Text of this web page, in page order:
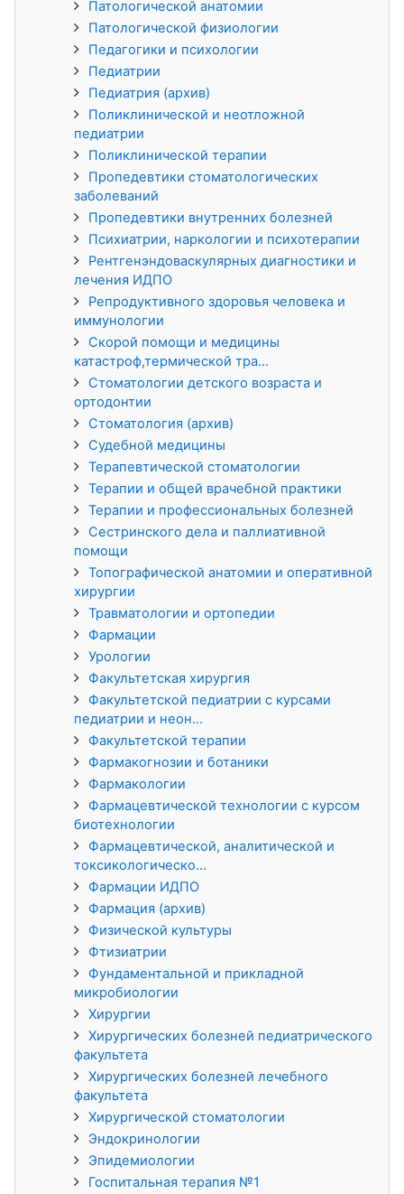
Патологической анатомии
Патологической физиологии
Педагогики и психологии
Педиатрии
Педиатрия (архив)
Поликлинической и неотложной
педиатрии
Поликлинической терапии
Пропедевтики стоматологических
заболеваний
Пропедевтики внутренних болезней
Психиатрии, наркологии и психотерапии
Рентгенэндоваскулярных диагностики и
лечения ИДПО
Репродуктивного здоровья человека и
иммунологии
Скорой помощи и медицины
катастроф,термической тра...
Стоматологии детского возраста и
ортодонтии
Стоматология (архив)
Судебной медицины
Терапевтической стоматологии
Терапии и общей врачебной практики
Терапии и профессиональных болезней
Сестринского дела и паллиативной
помощи
Топографической анатомии и оперативной
хирургии
Травматологии и ортопедии
Фармации
Урологии
Факультетская хирургия
Факультетской педиатрии с курсами
педиатрии и неон...
Факультетской терапии
Фармакогнозии и ботаники
Фармакологии
Фармацевтической технологии с курсом
биотехнологии
Фармацевтической, аналитической и
токсикологическо...
Фармации ИДПО
Фармация (архив)
Физической культуры
Фтизиатрии
Фундаментальной и прикладной
микробиологии
Хирургии
Хирургических болезней педиатрического
факультета
Хирургических болезней лечебного
факультета
Хирургической стоматологии
Эндокринологии
Эпидемиологии
Госпитальная терапия №1